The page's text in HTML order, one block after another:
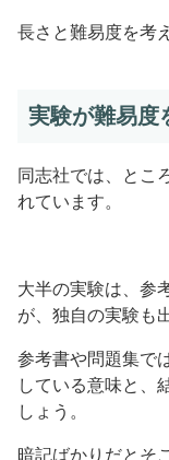
長さと難易度を考
実験が難易度
同志社では、とこ
れています。
大半の実験は、参
が、独自の実験も
参考書や問題集で
している意味と、
しょう。
暗記ばかりだとそ